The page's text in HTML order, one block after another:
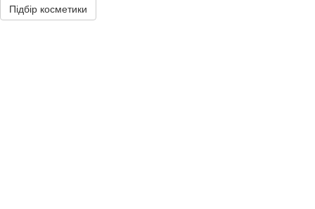
Підбір косметики